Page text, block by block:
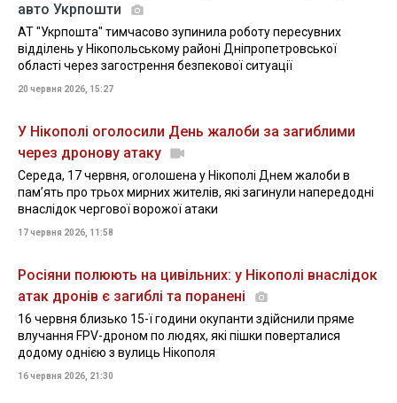
авто Укрпошти
АТ "Укрпошта" тимчасово зупинила роботу пересувних
відділень у Нікопольському районі Дніпропетровської
області через загострення безпекової ситуації
20 червня 2026, 15:27
У Нікополі оголосили День жалоби за загиблими
через дронову атаку
Середа, 17 червня, оголошена у Нікополі Днем жалоби в
пам’ять про трьох мирних жителів, які загинули напередодні
внаслідок чергової ворожої атаки
17 червня 2026, 11:58
Росіяни полюють на цивільних: у Нікополі внаслідок
атак дронів є загиблі та поранені
16 червня близько 15-ї години окупанти здійснили пряме
влучання FPV-дроном по людях, які пішки поверталися
додому однією з вулиць Нікополя
16 червня 2026, 21:30